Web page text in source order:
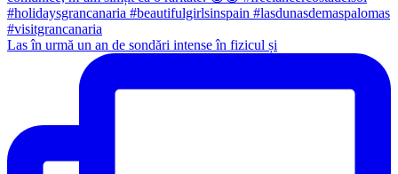
Las în urmă un an de sondări intense în fizicul și